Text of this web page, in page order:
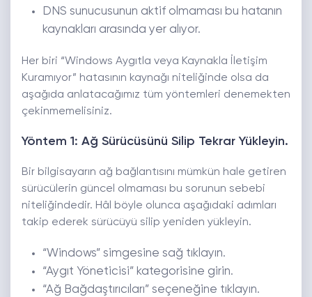
DNS sunucusunun aktif olmaması bu hatanın
kaynakları arasında yer alıyor.
Her biri “Windows Aygıtla veya Kaynakla İletişim
Kuramıyor” hatasının kaynağı niteliğinde olsa da
aşağıda anlatacağımız tüm yöntemleri denemekten
çekinmemelisiniz.
Yöntem 1: Ağ Sürücüsünü Silip Tekrar Yükleyin.
Bir bilgisayarın ağ bağlantısını mümkün hale getiren
sürücülerin güncel olmaması bu sorunun sebebi
niteliğindedir. Hâl böyle olunca aşağıdaki adımları
takip ederek sürücüyü silip yeniden yükleyin.
“Windows” simgesine sağ tıklayın.
“Aygıt Yöneticisi” kategorisine girin.
“Ağ Bağdaştırıcıları” seçeneğine tıklayın.